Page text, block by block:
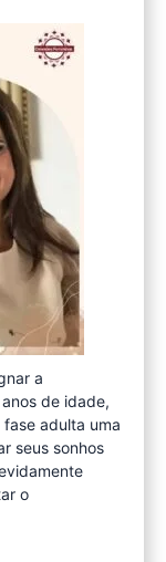
a
de idade,
adulta uma
seus sonhos
o